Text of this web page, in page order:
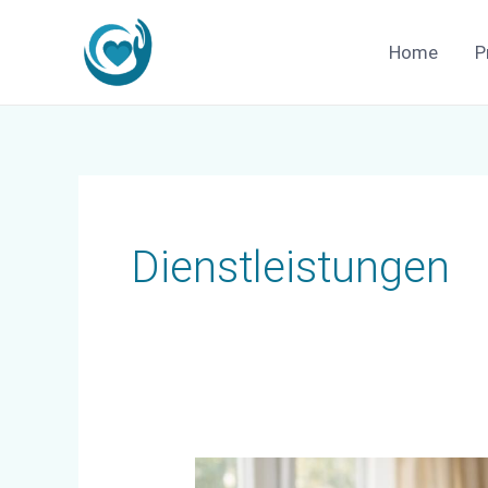
Home
Dienstleistungen
Pflege